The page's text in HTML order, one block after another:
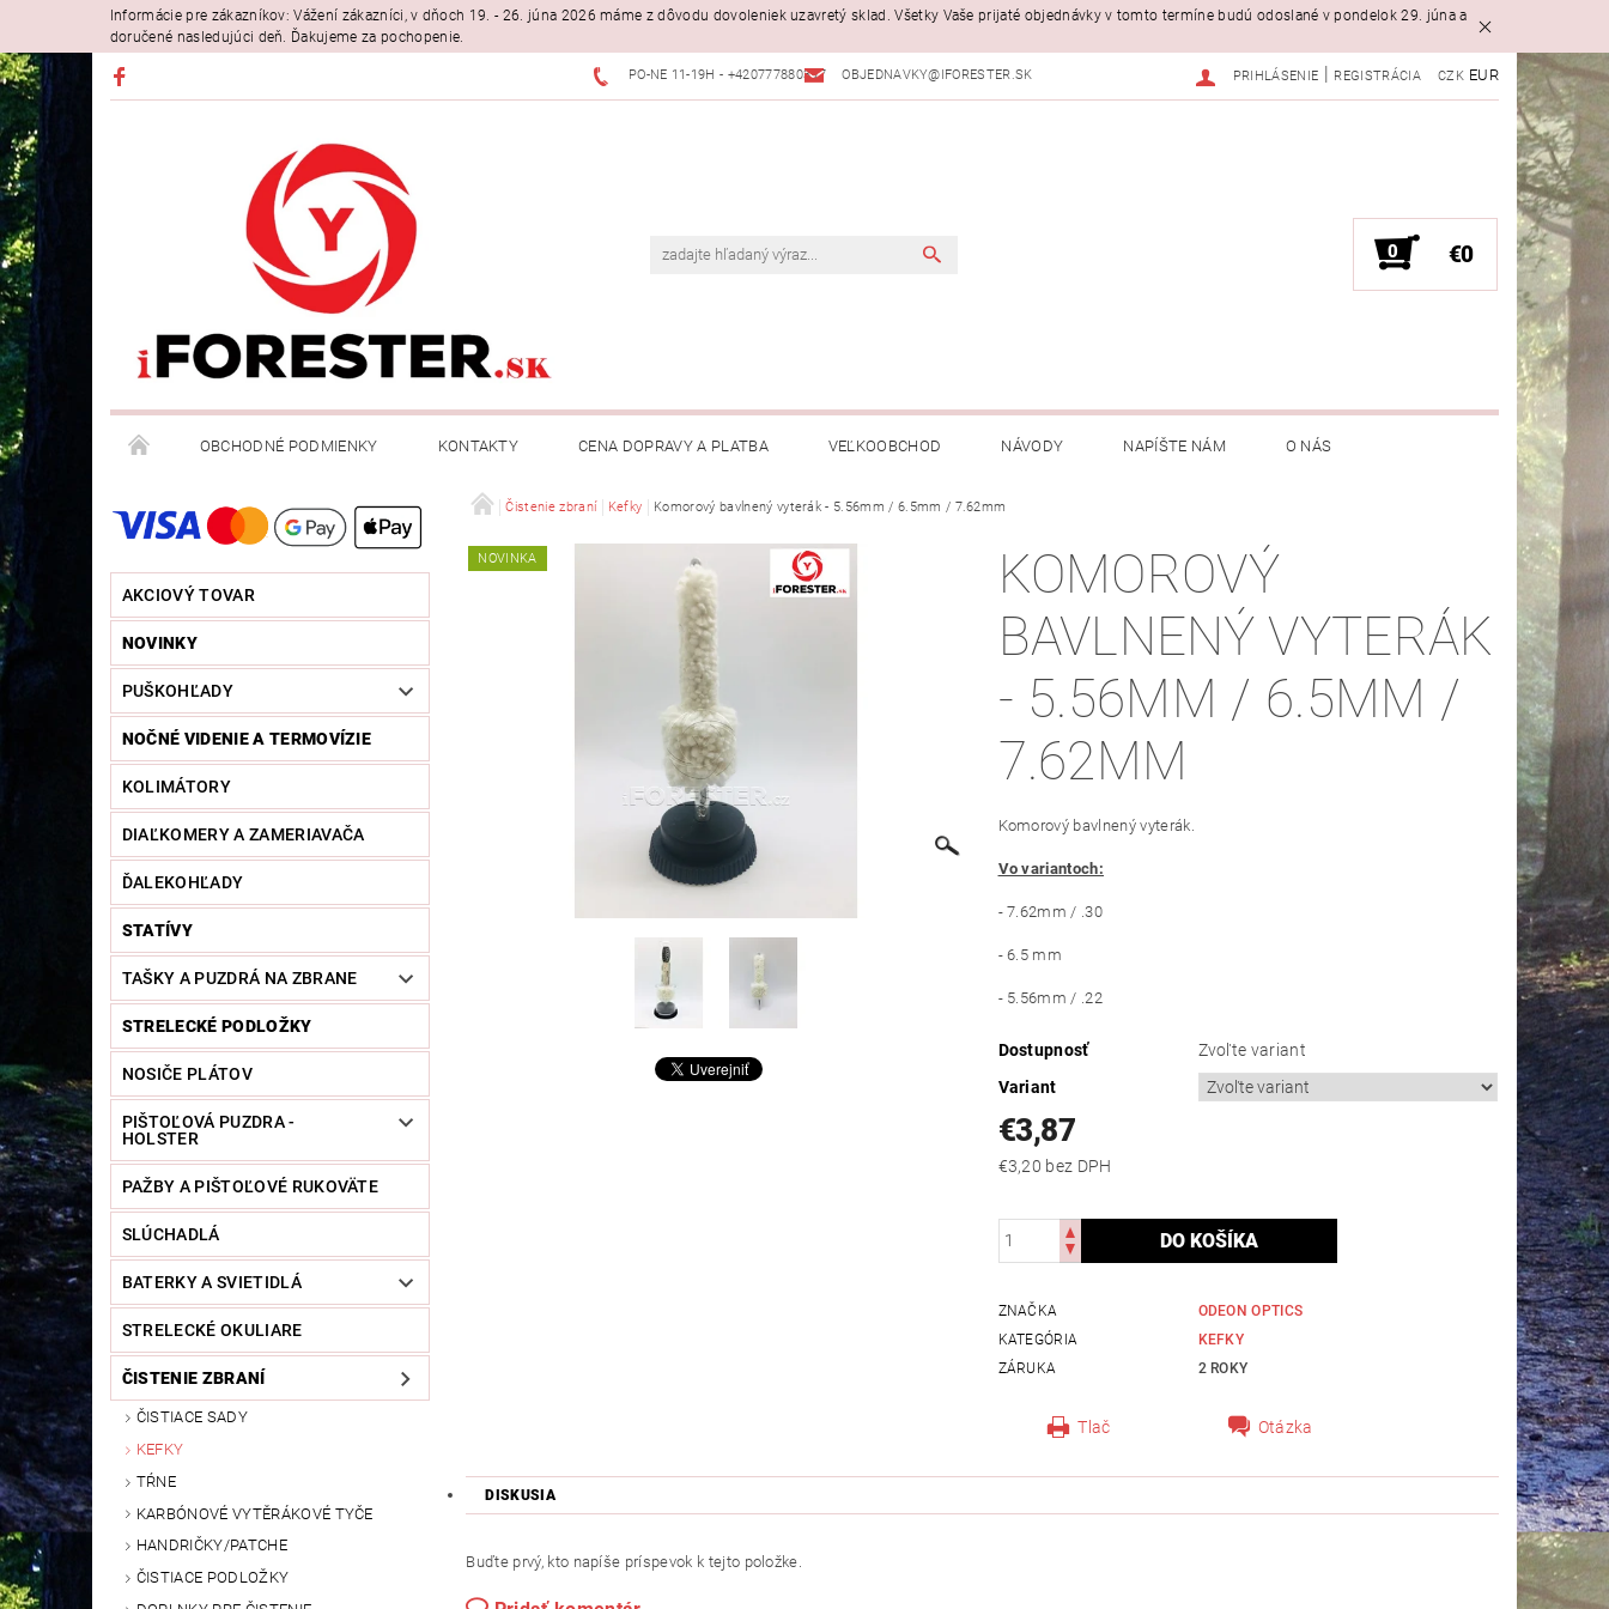
Informácie pre zákazníkov: Vážení zákazníci, v dňoch 19. - 26. júna 2026 máme z dôvodu dovoleniek uzavretý sklad. Všetky Vaše prijaté objednávky v tomto termíne budú odoslané v pondelok 29. júna a
doručené nasledujúci deň. Ďakujeme za pochopenie.
PO-NE 11-19H - +420777880397 OBJEDNAVKY@IFORESTER.SK CZK EUR
PRIHLÁSENIE REGISTRÁCIA
0 €0
OBCHODNÉ PODMIENKY KONTAKTY CENA DOPRAVY A PLATBA VEĽKOOBCHOD NÁVODY NAPÍŠTE NÁM O NÁS
AKCIOVÝ TOVAR
NOVINKY
PUŠKOHĽADY
NOČNÉ VIDENIE A TERMOVÍZIE
KOLIMÁTORY
DIAĽKOMERY A ZAMERIAVAČA
ĎALEKOHĽADY
STATÍVY
TAŠKY A PUZDRÁ NA ZBRANE
STRELECKÉ PODLOŽKY
NOSIČE PLÁTOV
PIŠTOĽOVÁ PUZDRA -
HOLSTER
PAŽBY A PIŠTOĽOVÉ RUKOVÄTE
SLÚCHADLÁ
BATERKY A SVIETIDLÁ
STRELECKÉ OKULIARE
ČISTENIE ZBRANÍ
ČISTIACE SADY
KEFKY
TŔNE
KARBÓNOVÉ VYTĚRÁKOVÉ TYČE
HANDRIČKY/PATCHE
ČISTIACE PODLOŽKY
Čistenie zbraní Kefky Komorový bavlnený vyterák - 5.56mm / 6.5mm / 7.62mm
NOVINKA
KOMOROVÝ
BAVLNENÝ VYTERÁK
- 5.56MM / 6.5MM /
7.62MM
Komorový bavlnený vyterák.
Vo variantoch:
- 7.62mm / .30
- 6.5 mm
- 5.56mm / .22
Dostupnosť
Zvoľte variant
Variant
€3,87
€3,20 bez DPH
ZNAČKA
ODEON OPTICS
KATEGÓRIA
KEFKY
ZÁRUKA
2 ROKY
Tlač Otázka
DISKUSIA
Buďte prvý, kto napíše príspevok k tejto položke.